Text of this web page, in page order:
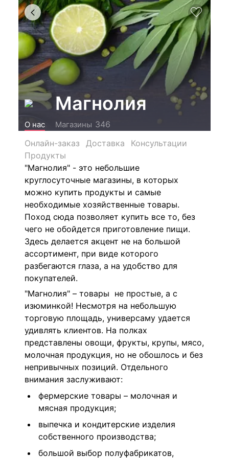
Магнолия
О нас Магазины 346
Онлайн-заказ
Доставка
Консультации
Продукты
"Магнолия" - это небольшие
круглосуточные магазины, в которых
можно купить продукты и самые
необходимые хозяйственные товары.
Поход сюда позволяет купить все то, без
чего не обойдется приготовление пищи.
Здесь делается акцент не на большой
ассортимент, при виде которого
разбегаются глаза, а на удобство для
покупателей.
"Магнолия" – товары не простые, а с
изюминкой! Несмотря на небольшую
торговую площадь, универсаму удается
удивлять клиентов. На полках
представлены овощи, фрукты, крупы, мясо,
молочная продукция, но не обошлось и без
непривычных позиций. Отдельного
внимания заслуживают:
фермерские товары – молочная и
мясная продукция;
выпечка и кондитерские изделия
собственного производства;
большой выбор полуфабрикатов,